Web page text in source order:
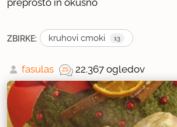
preprosto in okusno
ZBIRKE: kruhovi cmoki 13
fasulas 22.367 ogledov